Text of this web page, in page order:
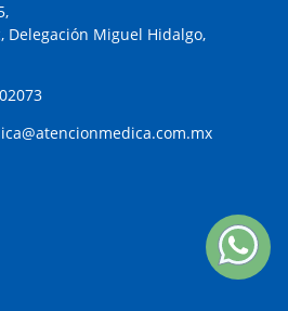
Delegación Miguel Hidalgo,